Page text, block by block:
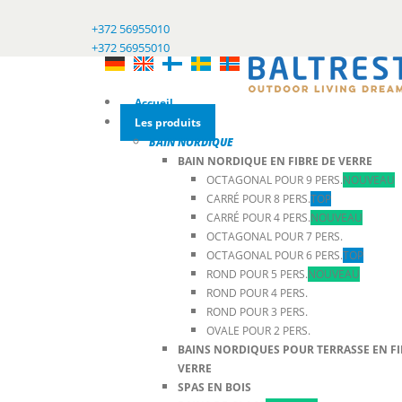
+372 56955010
+372 56955010
Accueil
Les produits
BAIN NORDIQUE
BAIN NORDIQUE EN FIBRE DE VERRE
OCTAGONAL POUR 9 PERS.NOUVEAU
CARRÉ POUR 8 PERS.TOP
CARRÉ POUR 4 PERS.NOUVEAU
OCTAGONAL POUR 7 PERS.
OCTAGONAL POUR 6 PERS.TOP
ROND POUR 5 PERS.NOUVEAU
ROND POUR 4 PERS.
ROND POUR 3 PERS.
OVALE POUR 2 PERS.
BAINS NORDIQUES POUR TERRASSE EN
VERRE
SPAS EN BOIS